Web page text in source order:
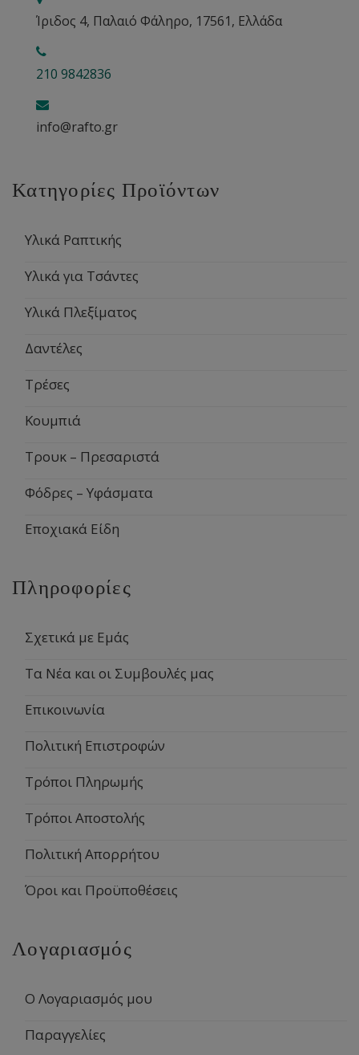
Ίριδος 4, Παλαιό Φάληρο, 17561, Ελλάδα
210 9842836
info@rafto.gr
Κατηγορίες Προϊόντων
Υλικά Ραπτικής
Υλικά για Τσάντες
Υλικά Πλεξίματος
Δαντέλες
Τρέσες
Κουμπιά
Τρουκ – Πρεσαριστά
Φόδρες – Υφάσματα
Εποχιακά Είδη
Πληροφορίες
Σχετικά με Εμάς
Τα Νέα και οι Συμβουλές μας
Επικοινωνία
Πολιτική Επιστροφών
Τρόποι Πληρωμής
Τρόποι Αποστολής
Πολιτική Απορρήτου
Όροι και Προϋποθέσεις
Λογαριασμός
Ο Λογαριασμός μου
Παραγγελίες